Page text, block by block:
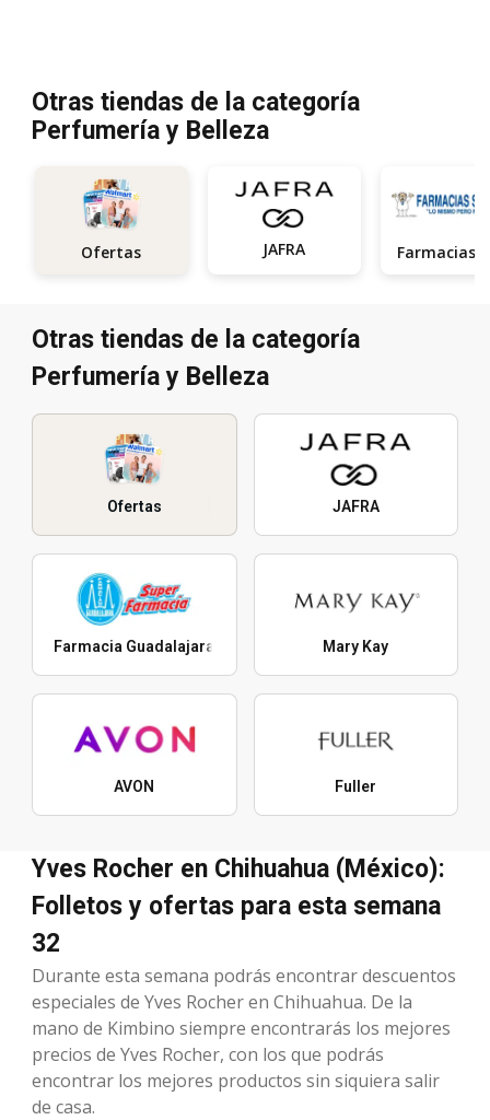
Otras tiendas de la categoría
Perfumería y Belleza
Ofertas JAFRA
Otras tiendas de la categoría
Perfumería y Belleza
Ofertas JAFRA
Farmacia Guadalajara Mary Kay
AVON Fuller
Yves Rocher en Chihuahua (México):
Folletos y ofertas para esta semana
32
Durante esta semana podrás encontrar descuentos
especiales de Yves Rocher en Chihuahua. De la
mano de Kimbino siempre encontrarás los mejores
precios de Yves Rocher, con los que podrás
encontrar los mejores productos sin siquiera salir
de casa.